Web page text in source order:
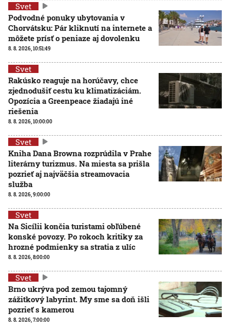
Svet
Podvodné ponuky ubytovania v
Chorvátsku: Pár kliknutí na internete a
môžete prísť o peniaze aj dovolenku
8. 8. 2026, 10:51:49
Svet
Rakúsko reaguje na horúčavy, chce
zjednodušiť cestu ku klimatizáciám.
Opozícia a Greenpeace žiadajú iné
riešenia
8. 8. 2026, 10:00:00
Svet
Kniha Dana Browna rozprúdila v Prahe
literárny turizmus. Na miesta sa prišla
pozrieť aj najväčšia streamovacia
služba
8. 8. 2026, 9:00:00
Svet
Na Sicílii končia turistami obľúbené
konské povozy. Po rokoch kritiky za
hrozné podmienky sa stratia z ulíc
8. 8. 2026, 8:00:00
Svet
Brno ukrýva pod zemou tajomný
zážitkový labyrint. My sme sa doň išli
pozrieť s kamerou
8. 8. 2026, 7:00:00